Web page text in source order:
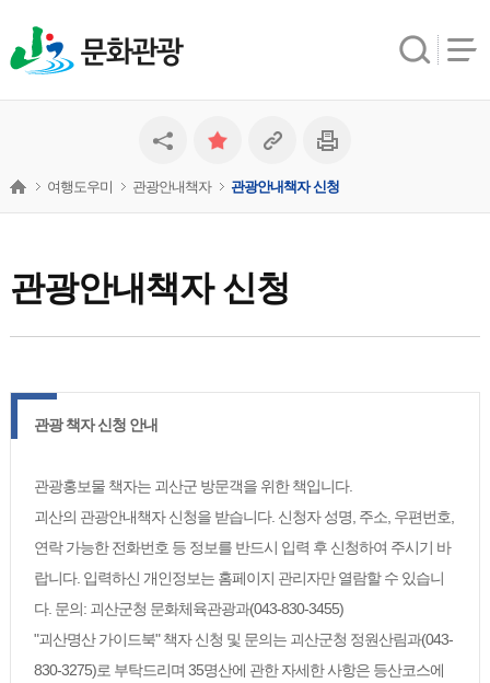
문화관광
관광안내책자 신청
여행도우미 관광안내책자 관광안내책자 신청
관광 책자 신청 안내
관광홍보물 책자는 괴산군 방문객을 위한 책입니다.
괴산의 관광안내책자 신청을 받습니다. 신청자 성명, 주소, 우편번호,
연락 가능한 전화번호 등 정보를 반드시 입력 후 신청하여 주시기 바
랍니다. 입력하신 개인정보는 홈페이지 관리자만 열람할 수 있습니
다. 문의: 괴산군청 문화체육관광과(043-830-3455)
"괴산명산 가이드북" 책자 신청 및 문의는 괴산군청 정원산림과(043-
830-3275)로 부탁드리며 35명산에 관한 자세한 사항은 등산코스에